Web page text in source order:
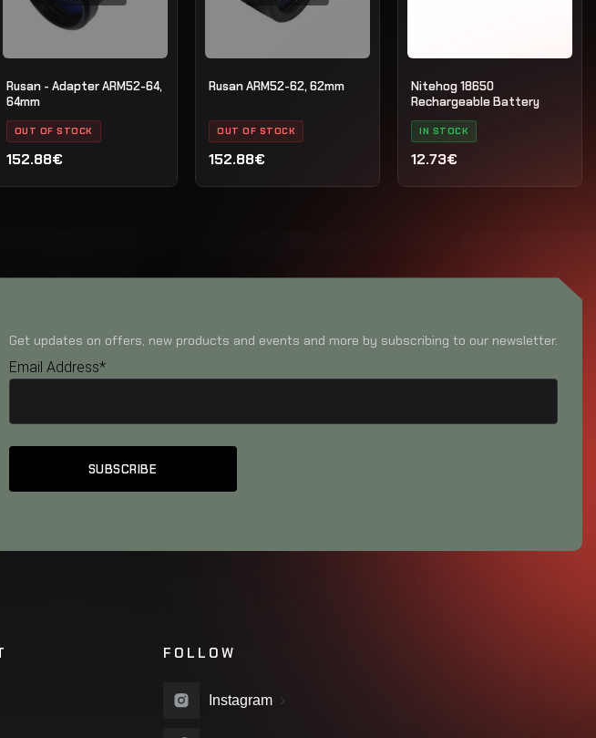
Rusan - Adapter ARM52-64,
64mm
OUT OF STOCK
152.88€
Rusan ARM52-62, 62mm
OUT OF STOCK
152.88€
Nitehog 18650
Rechargeable Battery
IN STOCK
12.73€
Get updates on offers, new products and events and more by subscribing to our newsletter.
Email Address*
FOLLOW
Instagram